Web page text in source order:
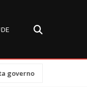
Brasil 2026: detalhes